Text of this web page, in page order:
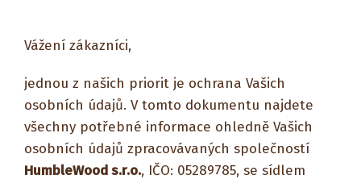
Vážení zákazníci,
jednou z našich priorit je ochrana Vašich
osobních údajů. V tomto dokumentu najdete
všechny potřebné informace ohledně Vašich
osobních údajů zpracovávaných společností
HumbleWood s.r.o., IČO: 05289785, se sídlem